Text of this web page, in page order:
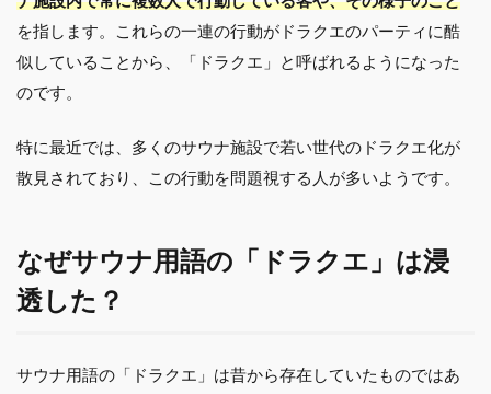
を指します。これらの一連の行動がドラクエのパーティに酷
似していることから、「ドラクエ」と呼ばれるようになった
のです。
特に最近では、多くのサウナ施設で若い世代のドラクエ化が
散見されており、この行動を問題視する人が多いようです。
なぜサウナ用語の「ドラクエ」は浸
透した？
サウナ用語の「ドラクエ」は昔から存在していたものではあ